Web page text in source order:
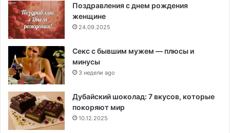
Поздравления с днем рождения
женщине
24.09.2025
Секс с бывшим мужем — плюсы и
минусы
3 недели ago
Дубайский шоколад: 7 вкусов, которые
покоряют мир
10.12.2025